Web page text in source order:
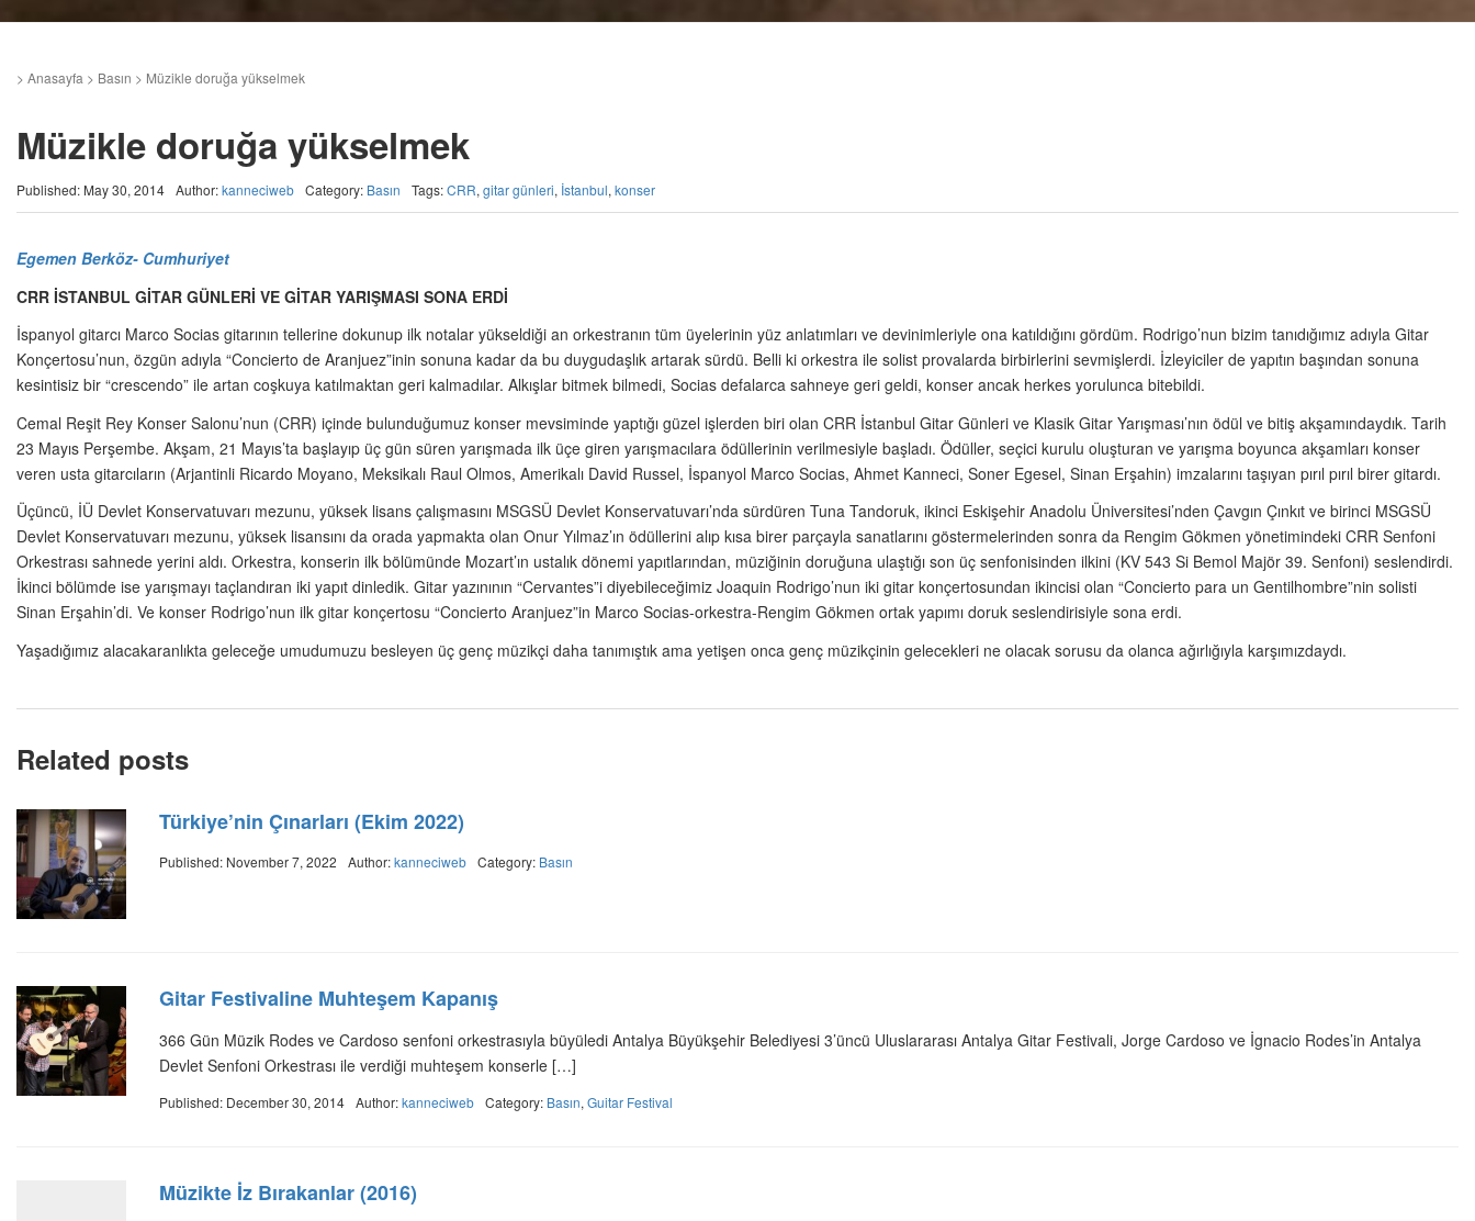
> Anasayfa > Basın > Müzikle doruğa yükselmek
Müzikle doruğa yükselmek
Published: May 30, 2014 Author:kanneciweb Category: Basın Tags:CRR, gitar günleri, İstanbul, konser
Egemen Berköz- Cumhuriyet
CRR İSTANBUL GİTAR GÜNLERİ VE GİTAR YARIŞMASI SONA ERDİ
İspanyol gitarcı Marco Socias gitarının tellerine dokunup ilk notalar yükseldiği an orkestranın tüm üyelerinin yüz anlatımları ve devinimleriyle ona katıldığını gördüm. Rodrigo’nun bizim tanıdığımız adıyla Gitar
Konçertosu’nun, özgün adıyla “Concierto de Aranjuez”inin sonuna kadar da bu duygudaşlık artarak sürdü. Belli ki orkestra ile solist provalarda birbirlerini sevmişlerdi. İzleyiciler de yapıtın başından sonuna
kesintisiz bir “crescendo” ile artan coşkuya katılmaktan geri kalmadılar. Alkışlar bitmek bilmedi, Socias defalarca sahneye geri geldi, konser ancak herkes yorulunca bitebildi.
Cemal Reşit Rey Konser Salonu’nun (CRR) içinde bulunduğumuz konser mevsiminde yaptığı güzel işlerden biri olan CRR İstanbul Gitar Günleri ve Klasik Gitar Yarışması’nın ödül ve bitiş akşamındaydık. Tarih
23 Mayıs Perşembe. Akşam, 21 Mayıs’ta başlayıp üç gün süren yarışmada ilk üçe giren yarışmacılara ödüllerinin verilmesiyle başladı. Ödüller, seçici kurulu oluşturan ve yarışma boyunca akşamları konser
veren usta gitarcıların (Arjantinli Ricardo Moyano, Meksikalı Raul Olmos, Amerikalı David Russel, İspanyol Marco Socias, Ahmet Kanneci, Soner Egesel, Sinan Erşahin) imzalarını taşıyan pırıl pırıl birer gitardı.
Üçüncü, İÜ Devlet Konservatuvarı mezunu, yüksek lisans çalışmasını MSGSÜ Devlet Konservatuvarı’nda sürdüren Tuna Tandoruk, ikinci Eskişehir Anadolu Üniversitesi’nden Çavgın Çınkıt ve birinci MSGSÜ
Devlet Konservatuvarı mezunu, yüksek lisansını da orada yapmakta olan Onur Yılmaz’ın ödüllerini alıp kısa birer parçayla sanatlarını göstermelerinden sonra da Rengim Gökmen yönetimindeki CRR Senfoni
Orkestrası sahnede yerini aldı. Orkestra, konserin ilk bölümünde Mozart’ın ustalık dönemi yapıtlarından, müziğinin doruğuna ulaştığı son üç senfonisinden ilkini (KV 543 Si Bemol Majör 39. Senfoni) seslendirdi.
İkinci bölümde ise yarışmayı taçlandıran iki yapıt dinledik. Gitar yazınının “Cervantes”i diyebileceğimiz Joaquin Rodrigo’nun iki gitar konçertosundan ikincisi olan “Concierto para un Gentilhombre”nin solisti
Sinan Erşahin’di. Ve konser Rodrigo’nun ilk gitar konçertosu “Concierto Aranjuez”in Marco Socias-orkestra-Rengim Gökmen ortak yapımı doruk seslendirisiyle sona erdi.
Yaşadığımız alacakaranlıkta geleceğe umudumuzu besleyen üç genç müzikçi daha tanımıştık ama yetişen onca genç müzikçinin gelecekleri ne olacak sorusu da olanca ağırlığıyla karşımızdaydı.
Related posts
Türkiye’nin Çınarları (Ekim 2022)
Published: November 7, 2022 Author:kanneciweb Category: Basın
Gitar Festivaline Muhteşem Kapanış
366 Gün Müzik Rodes ve Cardoso senfoni orkestrasıyla büyüledi Antalya Büyükşehir Belediyesi 3’üncü Uluslararası Antalya Gitar Festivali, Jorge Cardoso ve İgnacio Rodes’in Antalya
Devlet Senfoni Orkestrası ile verdiği muhteşem konserle […]
Published: December 30, 2014 Author:kanneciweb Category: Basın, Guitar Festival
Müzikte İz Bırakanlar (2016)